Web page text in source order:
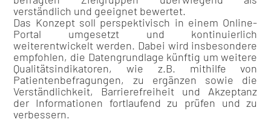
verständlich und geeignet bewertet.
Das Konzept soll perspektivisch in einem Online-
Portal umgesetzt und kontinuierlich
weiterentwickelt werden. Dabei wird insbesondere
empfohlen, die Datengrundlage künftig um weitere
Qualitätsindikatoren, wie z.B. mithilfe von
Patientenbefragungen, zu ergänzen sowie die
Verständlichkeit, Barrierefreiheit und Akzeptanz
der Informationen fortlaufend zu prüfen und zu
verbessern.